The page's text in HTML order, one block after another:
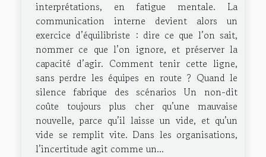
interprétations, en fatigue mentale. La
communication interne devient alors un
exercice d’équilibriste : dire ce que l’on sait,
nommer ce que l’on ignore, et préserver la
capacité d’agir. Comment tenir cette ligne,
sans perdre les équipes en route ? Quand le
silence fabrique des scénarios Un non-dit
coûte toujours plus cher qu’une mauvaise
nouvelle, parce qu’il laisse un vide, et qu’un
vide se remplit vite. Dans les organisations,
l’incertitude agit comme un...